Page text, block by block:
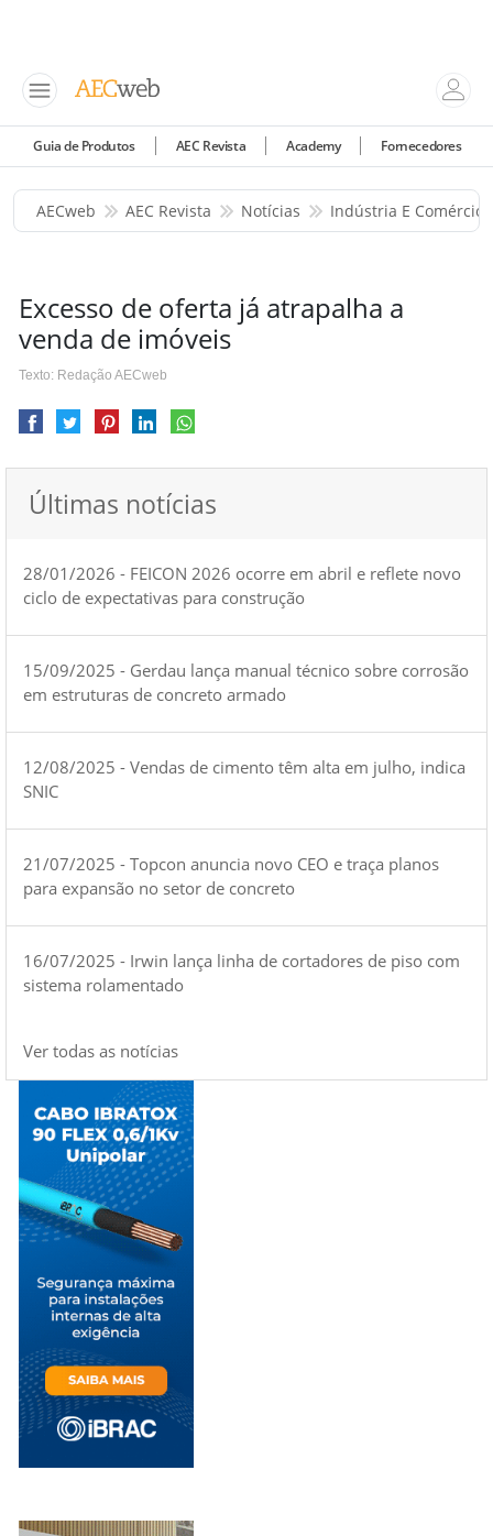
Guia de Produtos AEC Revista Academy Fornecedores
AECweb AEC Revista Notícias Indústria E Comércio
Excesso de oferta já atrapalha a
venda de imóveis
Texto: Redação AECweb
Últimas notícias
28/01/2026 - FEICON 2026 ocorre em abril e reflete novo
ciclo de expectativas para construção
15/09/2025 - Gerdau lança manual técnico sobre corrosão
em estruturas de concreto armado
12/08/2025 - Vendas de cimento têm alta em julho, indica
SNIC
21/07/2025 - Topcon anuncia novo CEO e traça planos
para expansão no setor de concreto
16/07/2025 - Irwin lança linha de cortadores de piso com
sistema rolamentado
Ver todas as notícias